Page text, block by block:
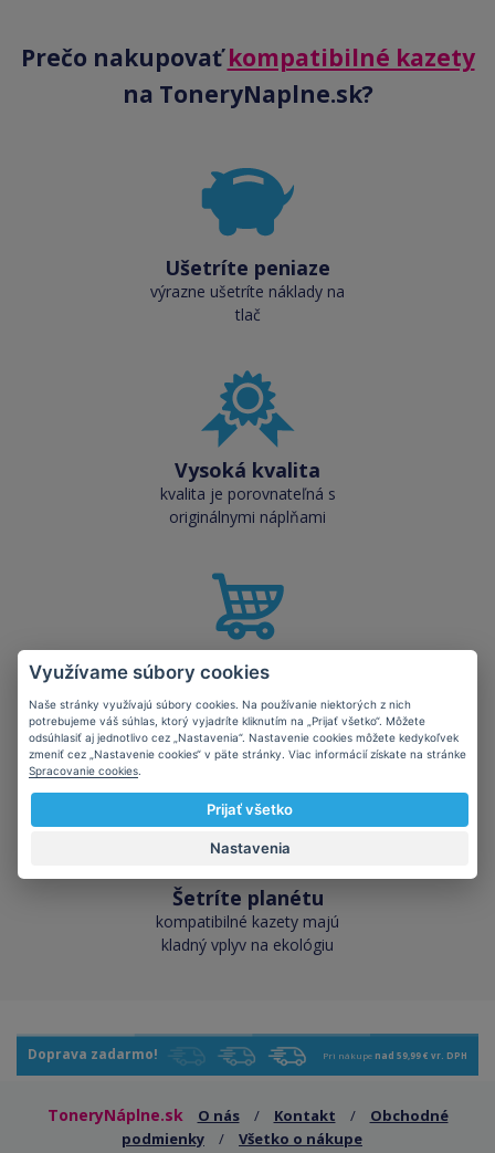
Prečo nakupovaťkompatibilné kazety
na ToneryNaplne.sk?
Ušetríte peniaze
výrazne ušetríte náklady na
tlač
Vysoká kvalita
kvalita je porovnateľná s
originálnymi náplňami
Skladom takmer
všetko
cez 50 000 skladových
zásob pre okamžitý odber
Šetríte planétu
kompatibilné kazety majú
kladný vplyv na ekológiu
Doprava zadarmo! Pri nákupe nad 59,99 € vr. DPH
ToneryNáplne.sk O nás / Kontakt /
Obchodné
podmienky
/ Všetko o nákupe
Využívame súbory cookies
Naše stránky využívajú súbory cookies. Na používanie niektorých z nich
potrebujeme váš súhlas, ktorý vyjadríte kliknutím na „Prijať všetko“. Môžete
odsúhlasiť aj jednotlivo cez „Nastavenia“. Nastavenie cookies môžete kedykoľvek
zmeniť cez „Nastavenie cookies“ v päte stránky. Viac informácií získate na stránke
Spracovanie cookies
Prijať všetko
Nastavenia